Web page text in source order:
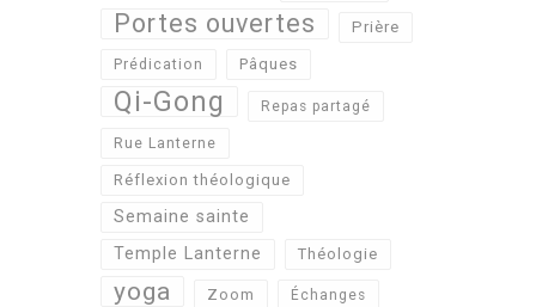
Portes ouvertes Prière
Prédication Pâques
Qi-Gong Repas partagé
Rue Lanterne
Réflexion théologique
Semaine sainte
Temple Lanterne
Théologie
yoga Zoom Échanges